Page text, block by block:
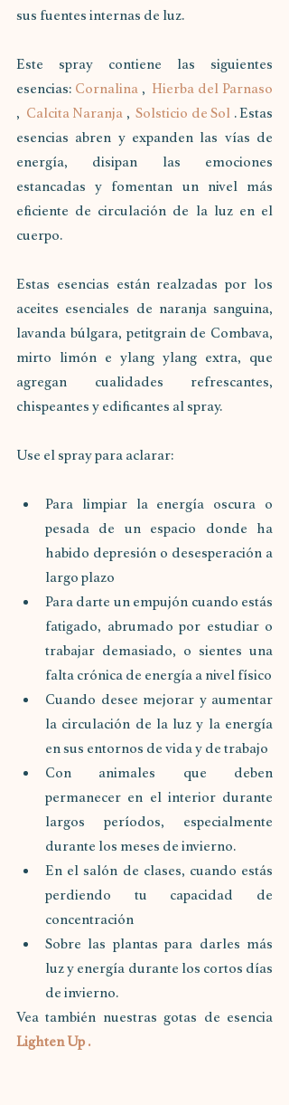
sus fuentes internas de luz.
Este spray contiene las siguientes
esencias: Cornalina ,
, Calcita Naranja , Solsticio de Sol . Estas
esencias abren y expanden las vías de
energía, disipan las emociones
estancadas y fomentan un nivel más
eficiente de circulación de la luz en el
cuerpo.
Estas esencias están realzadas por los
aceites esenciales de naranja sanguina,
lavanda búlgara, petitgrain de Combava,
mirto limón e ylang ylang extra, que
agregan cualidades refrescantes,
chispeantes y edificantes al spray.
Use el spray para aclarar:
Para limpiar la energía oscura o
pesada de un espacio donde ha
habido depresión o desesperación a
largo plazo
Para darte un empujón cuando estás
fatigado, abrumado por estudiar o
trabajar demasiado, o sientes una
falta crónica de energía a nivel físico
Cuando desee mejorar y aumentar
la circulación de la luz y la energía
en sus entornos de vida y de trabajo
Con animales que deben
permanecer en el interior durante
largos períodos, especialmente
durante los meses de invierno.
En el salón de clases, cuando estás
perdiendo tu capacidad de
concentración
Sobre las plantas para darles más
luz y energía durante los cortos días
de invierno.
Lighten Up .